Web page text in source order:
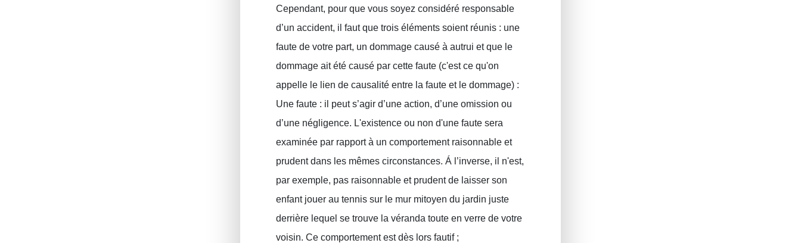
Cependant, pour que vous soyez considéré responsable
d’un accident, il faut que trois éléments soient réunis : une
faute de votre part, un dommage causé à autrui et que le
dommage ait été causé par cette faute (c'est ce qu'on
appelle le lien de causalité entre la faute et le dommage) :
Une faute : il peut s’agir d’une action, d’une omission ou
d’une négligence. L'existence ou non d'une faute sera
examinée par rapport à un comportement raisonnable et
prudent dans les mêmes circonstances. Á l’inverse, il n'est,
par exemple, pas raisonnable et prudent de laisser son
enfant jouer au tennis sur le mur mitoyen du jardin juste
derrière lequel se trouve la véranda toute en verre de votre
voisin. Ce comportement est dès lors fautif ;